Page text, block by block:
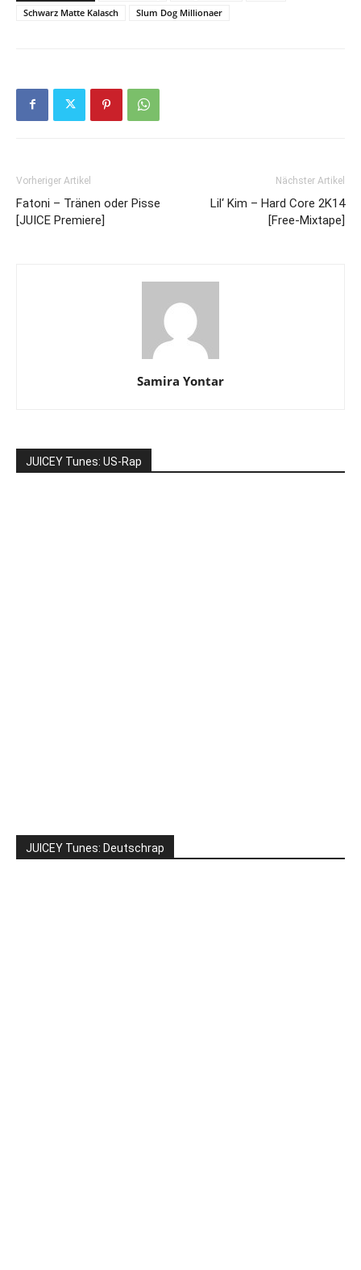
Schwarz Matte Kalasch
Slum Dog Millionaer
Vorheriger Artikel
Fatoni – Tränen oder Pisse
[JUICE Premiere]
Nächster Artikel
Lil‘ Kim – Hard Core 2K14
[Free-Mixtape]
Samira Yontar
JUICEY Tunes: US-Rap
JUICEY Tunes: Deutschrap